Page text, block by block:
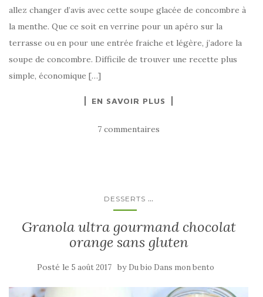
allez changer d’avis avec cette soupe glacée de concombre à
la menthe. Que ce soit en verrine pour un apéro sur la
terrasse ou en pour une entrée fraiche et légère, j’adore la
soupe de concombre. Difficile de trouver une recette plus
simple, économique […]
EN SAVOIR PLUS
7 commentaires
DESSERTS ...
Granola ultra gourmand chocolat
orange sans gluten
Posté le 5 août 2017 by Du bio Dans mon bento